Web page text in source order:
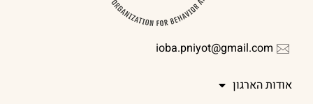
ioba.pniyot@gmail.com
אודות הארגון